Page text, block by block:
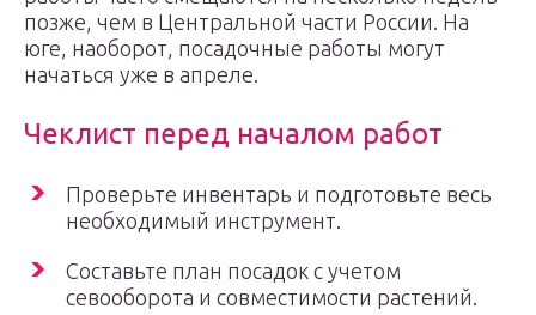
позже, чем в Центральной части России. На
юге, наоборот, посадочные работы могут
начаться уже в апреле.
Чеклист перед началом работ
Проверьте инвентарь и подготовьте весь
необходимый инструмент.
Составьте план посадок с учетом
севооборота и совместимости растений.